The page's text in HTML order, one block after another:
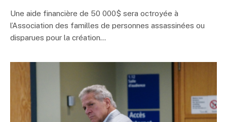
Une aide financière de 50 000$ sera octroyée à
l’Association des familles de personnes assassinées ou
disparues pour la création…